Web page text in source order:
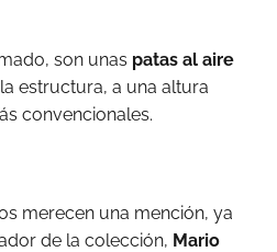
son unas patas al aire
estructura, a una altura
convencionales.
merecen una mención, ya
de la colección, Mario